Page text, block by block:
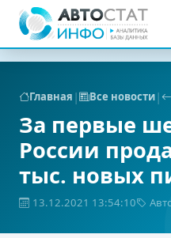
Главная | Все новости|
За первые
России
тыс. новых
13.12.2021 13:54:10